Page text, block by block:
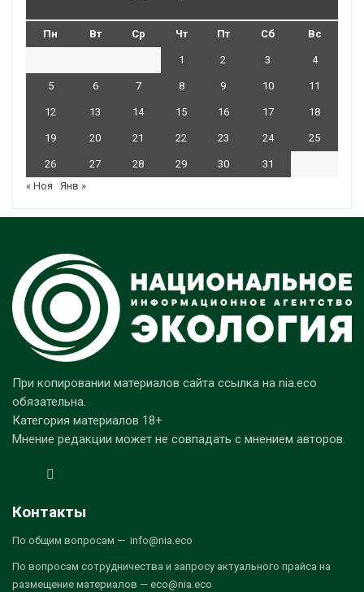
Пн Вт Ср Чт Пт Сб Вс
1 2 3 4
5 6 7 8 9 10 11
12 13 14 15 16 17 18
19 20 21 22 23 24 25
26 27 28 29 30
31
« Ноя
Янв »
При копировании материалов сайта ссылка на nia.eco
обязательна.
Категория материалов 18+
Мнение редакции может не совпадать с мнением авторов.
Контакты
По общим вопросам — info@nia.eco
По вопросам сотрудничества и запросу актуального прайса на
размещение материалов — eco@nia.eco